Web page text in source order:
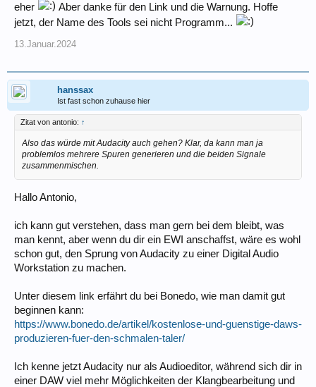
eher
Aber danke für den Link und die Warnung. Hoffe
jetzt, der Name des Tools sei nicht Programm...
13.Januar.2024
hanssax
Ist fast schon zuhause hier
Zitat von antonio: ↑
Also das würde mit Audacity auch gehen? Klar, da kann man ja
problemlos mehrere Spuren generieren und die beiden Signale
zusammenmischen.
Hallo Antonio,
ich kann gut verstehen, dass man gern bei dem bleibt, was
man kennt, aber wenn du dir ein EWI anschaffst, wäre es wohl
schon gut, den Sprung von Audacity zu einer Digital Audio
Workstation zu machen.
Unter diesem link erfährt du bei Bonedo, wie man damit gut
beginnen kann:
https://www.bonedo.de/artikel/kostenlose-und-guenstige-daws-
produzieren-fuer-den-schmalen-taler/
Ich kenne jetzt Audacity nur als Audioeditor, während sich dir in
einer DAW viel mehr Möglichkeiten der Klangbearbeitung und